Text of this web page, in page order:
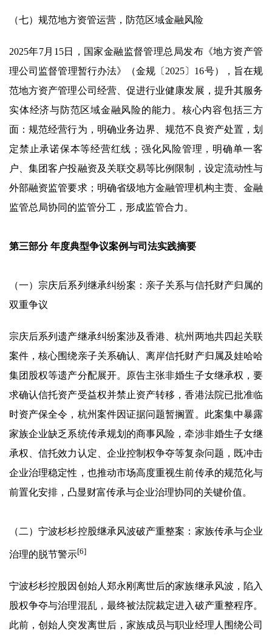
（七）规范地方资管运营，防范区域金融风险
2025年7月15日，国家金融监督管理总局发布《地方资产管
理公司监督管理暂行办法》（金规〔2025〕16号），旨在规
范地方资产管理公司经营、促进行业健康发展，提升其服务
实体经济与防范区域金融风险的能力。核心内容包括三方
面：规范经营行为，明确业务边界、规范不良资产处置，划
定禁止承诺保本等经营红线；强化风险管理，明确单一客
户、集团客户投融资及关联交易等比例限制，设定流动性与
外部融资监管要求；明确省级地方金融管理机构主责、金融
监管总局协同的监管分工，形成监管合力。
第三部分 年度典型争议案例与司法实践摘要
（一）宗庆后系列继承纠纷案：亲子关系与信托财产归属的
双重争议
宗庆后系列遗产继承纠纷案涉及香港、杭州两地共四起关联
案件，核心围绕亲子关系确认、离岸信托财产归属及娃哈哈
集团股权等遗产分配展开。原告主张非婚生子女继承权，要
求确认信托资产受益权并禁止资产转移，香港法院已批准临
时资产保全令，杭州案件因证据问题暂搁置。此案集中暴露
家族企业缺乏系统传承规划的商事风险，牵涉非婚生子女继
承权、信托效力认定、企业控制权争夺等复杂问题，既冲击
企业治理稳定性，也推动市场高度重视生前传承的规范化与
前置化安排，凸显财富传承与企业治理协同的关键价值。
（二）宁波杉杉控股继承风波破产重整案：家族传承与企业
治理的脱节警示[6]
宁波杉杉控股因创始人郑永刚离世后的家族继承风波，陷入
股权争夺与治理混乱，最终被法院裁定进入破产重整程序。
此前，创始人突发离世后，家族成员与职业经理人围绕公司